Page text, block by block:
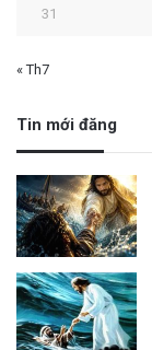
31
« Th7
Tin mới đăng